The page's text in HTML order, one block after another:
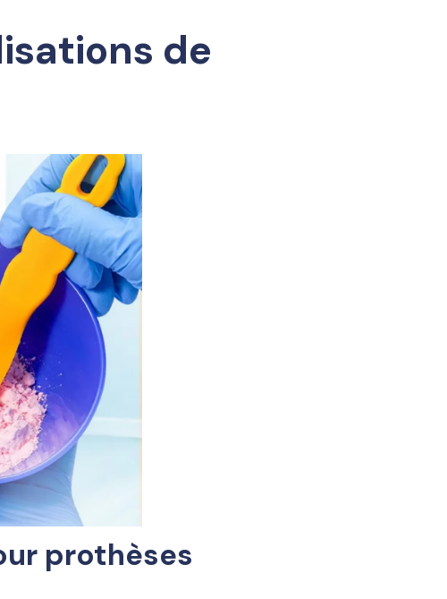
de
prothèses